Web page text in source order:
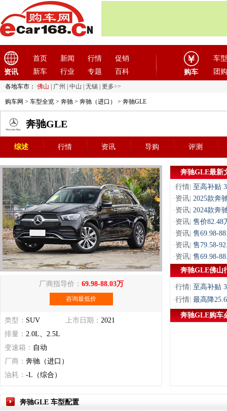
资讯
首页 新闻 行情
促销
新车
行业 专题 百科 购车
车型
团购
各地车市： 佛山 广州 中山 无锡 更多>>
购车网 > 车型全览 > 奔驰 > 奔驰（进口） > 奔驰GLE
奔驰GLE
综述 行情 资讯 导购 评测
厂商指导价： 69.98-88.03万
咨询最低价
类型： SUV 上市日期： 2021
排量： 2.0L、2.5L
变速箱： 自动
厂商： 奔驰（进口）
油耗： -L（综合）
奔驰GLE最新
·行情 至高补贴
· 资讯 2025款奔
· 资讯 2024款奔
· 资讯 售价82.48
· 资讯 售69.98-
· 资讯 售79.58-
· 资讯 售69.98-
奔驰GLE佛山
·行情 至高补贴
·行情 最高降
奔驰GLE购车
奔驰GLE 车型配置